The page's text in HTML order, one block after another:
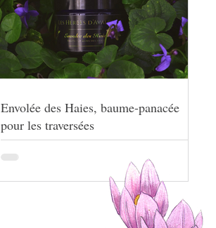
Envolée des Haies, baume-panacée
pour les traversées